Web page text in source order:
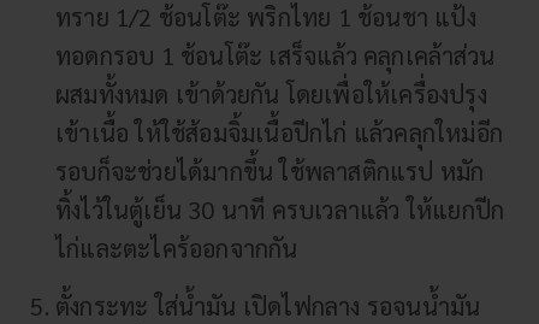
ทราย 1/2 ช้อนโต๊ะ พริกไทย 1 ช้อนชา แป้ง
ทอดกรอบ 1 ช้อนโต๊ะ เสร็จแล้ว คลุกเคล้าส่วน
ผสมทั้งหมด เข้าด้วยกัน โดยเพื่อให้เครื่องปรุง
เข้าเนื้อ ให้ใช้ส้อมจิ้มเนื้อปีกไก่ แล้วคลุกใหม่อีก
รอบก็จะช่วยได้มากขึ้น ใช้พลาสติกแรป หมัก
ทิ้งไว้ในตู้เย็น 30 นาที ครบเวลาแล้ว ให้แยกปีก
ไก่และตะไคร้ออกจากกัน
ตั้งกระทะ ใส่น้ำมัน เปิดไฟกลาง รอจนน้ำมัน